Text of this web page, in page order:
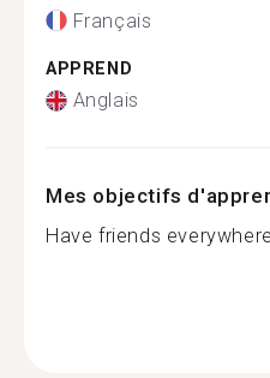
Français
APPREND
Anglais
Mes objectifs
Have friends